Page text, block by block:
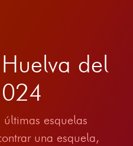
del
esquelas
una esquela,